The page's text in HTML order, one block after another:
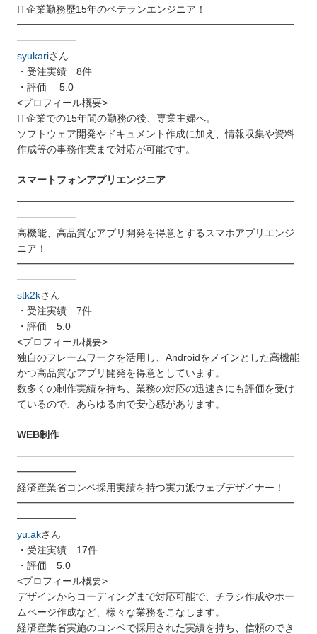
IT企業勤務歴15年のベテランエンジニア！
━━━━━━━━━━━━━━━━━━━━━━━━━━━━
━━━━━━
syukariさん
・受注実績 8件
・評価 5.0
<プロフィール概要>
IT企業での15年間の勤務の後、専業主婦へ。
ソフトウェア開発やドキュメント作成に加え、情報収集や資料
作成等の事務作業まで対応が可能です。
スマートフォンアプリエンジニア
━━━━━━━━━━━━━━━━━━━━━━━━━━━━
━━━━━━
高機能、高品質なアプリ開発を得意とするスマホアプリエンジ
ニア！
━━━━━━━━━━━━━━━━━━━━━━━━━━━━
━━━━━━
stk2kさん
・受注実績 7件
・評価 5.0
<プロフィール概要>
独自のフレームワークを活用し、Androidをメインとした高機能
かつ高品質なアプリ開発を得意としています。
数多くの制作実績を持ち、業務の対応の迅速さにも評価を受け
ているので、あらゆる面で安心感があります。
WEB制作
━━━━━━━━━━━━━━━━━━━━━━━━━━━━
━━━━━━
経済産業省コンペ採用実績を持つ実力派ウェブデザイナー！
━━━━━━━━━━━━━━━━━━━━━━━━━━━━
━━━━━━
yu.akさん
・受注実績 17件
・評価 5.0
<プロフィール概要>
デザインからコーディングまで対応可能で、チラシ作成やホー
ムページ作成など、様々な業務をこなします。
経済産業省実施のコンペで採用された実績を持ち、信頼のでき